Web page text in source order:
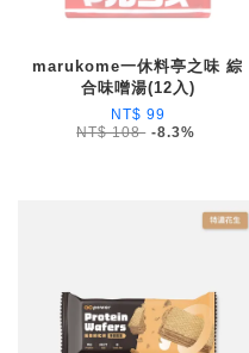
marukome一休料亭之味 綜
合味噌湯(12入)
NT$ 99
NT$ 108 -8.3%